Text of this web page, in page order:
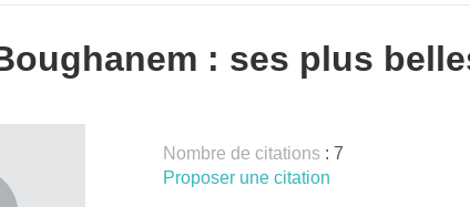
: ses plus
Nombre de citations : 7
Proposer une citation